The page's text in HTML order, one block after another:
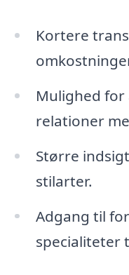
Kortere
Mulighed
relationer
Større
stilarter.
Adgang til
specialiteter